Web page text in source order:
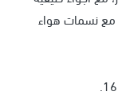
مع نسمات هواء